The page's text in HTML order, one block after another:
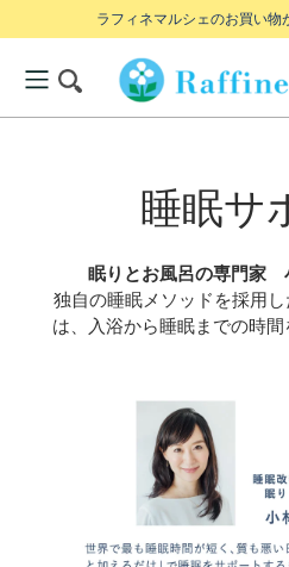
ラフィネマルシェのお買い物
睡眠サ
眠りとお風呂の専門家
独自の睡眠メソッドを採用
は、入浴から睡眠までの時間